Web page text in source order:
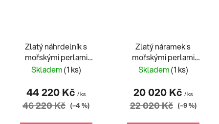
Zlatý náhrdelník s
mořskými perlami
Akoya
Skladem(1 ks)
44 220 Kč / ks
46 220 Kč (–4 %)
Zlatý náramek s
mořskými perlami
Akoya
Skladem(1 ks)
20 020 Kč / ks
22 020 Kč (–9 %)